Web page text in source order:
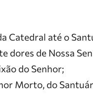
Catedral até o
dores de Nossa
do Senhor;
Morto, do